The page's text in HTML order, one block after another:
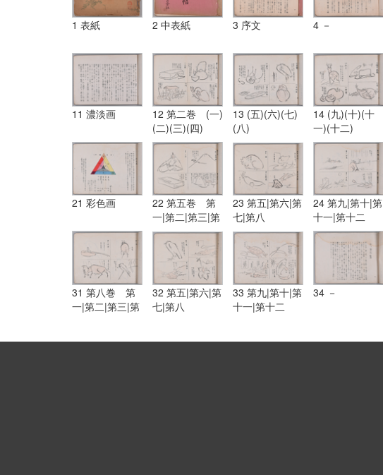
1 表紙 2 中表紙 3 序文 4 －
11 濃淡画
12 第二巻 (一)
(二)(三)(四)
13 (五)(六)(七)
(八)
14 (九)(十)(十
一)(十二)
21 彩色画
22 第五巻 第
一|第二|第三|第
四
23 第五|第六|第
七|第八
24 第九|第十|第
十一|第十二
31 第八巻 第
一|第二|第三|第
32 第五|第六|第
七|第八
33 第九|第十|第
十一|第十二
34 －